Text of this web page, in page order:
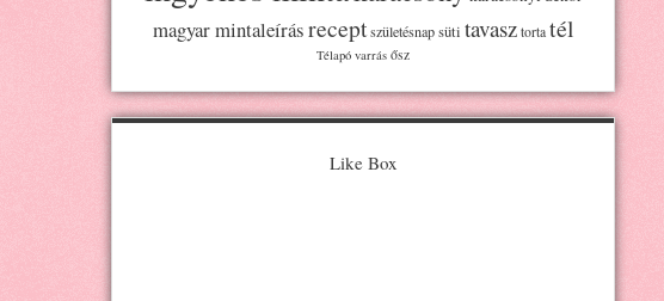
magyar mintaleírásrecept születésnap süti tavasz torta tél
Télapó varrás ősz
Like Box